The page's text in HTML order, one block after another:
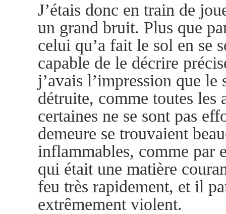
J’étais donc en train de
un grand bruit. Plus que
celui qu’a fait le sol en se
capable de le décrire
j’avais l’impression que
détruite, comme toutes les
certaines ne se sont pas
demeure se trouvaient
inflammables, comme par
qui était une matière
feu très rapidement, et il
extrêmement violent.